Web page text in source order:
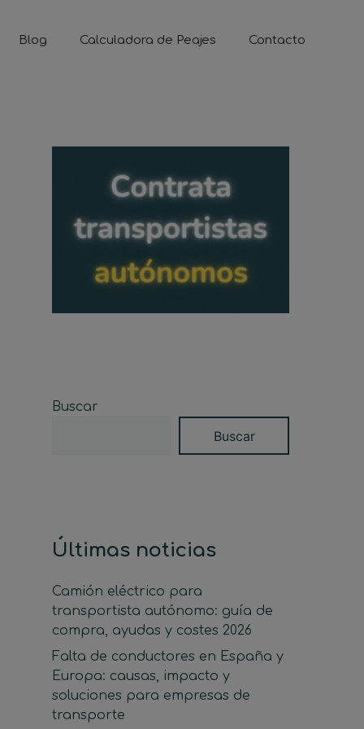
Blog Calculadora de Peajes Contacto
Buscar
Buscar
Últimas noticias
Camión eléctrico para
transportista autónomo: guía de
compra, ayudas y costes 2026
Falta de conductores en España y
Europa: causas, impacto y
soluciones para empresas de
transporte